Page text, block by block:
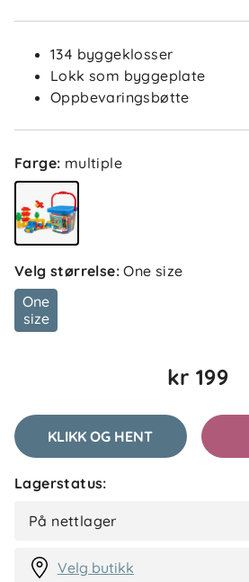
134 byggeklosser
Lokk som byggeplate
Oppbevaringsbøtte
Farge: multiple
Velg størrelse:One size
One
size
kr 199
KLIKK OG HENT
Lagerstatus:
På nettlager
Velg butikk